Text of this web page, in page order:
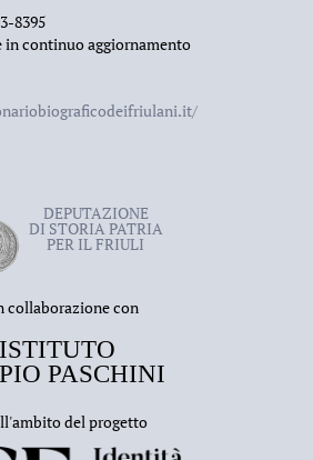
8395
in continuo aggiornamento
DEPUTAZIONE
DI STORIA PATRIA
PER IL FRIULI
collaborazione con
del progetto